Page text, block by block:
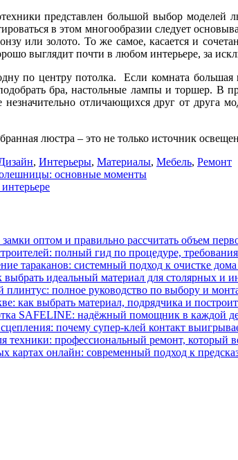
представлен большой выбор
в этом многообразии следует
или золото. То же самое, касается и
выглядит почти в любом интерьере, за
по центру потолка. Если комната
бра, настольные лампы и торшер. В
отличающихся друг от
люстра – это не только источник
, Интерьеры, Материалы, Мебель, Ремонт
основные моменты
оптом и правильно рассчитать объем
полный гид по процедуре,
тараканов: системный подход к очистке
идеальный материал для столярных и
полное руководство по выбору и
как выбрать материал, подрядчика и
SAFELINE: надёжный помощник в каждой
почему супер‑клей контакт
техники: профессиональный ремонт, который
картах онлайн: современный подход к